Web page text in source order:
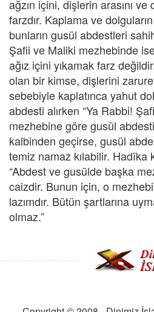
ağzın içini, dişlerin arasını
farzdır. Kaplama ve
bunların gusül abdestleri
Şafii ve Maliki mezhebinde
ağız içini yıkamak farz
olan bir kimse, dişlerini
sebebiyle kaplatınca yahut
abdesti alırken “Ya Rabbi!
mezhebine göre gusül
kalbinden geçirse, gusül
temiz namaz kılabilir. Hadîka
“Abdest ve gusülde başka
caizdir. Bunun için, o
lazımdır. Bütün şartlarına
olmaz.”